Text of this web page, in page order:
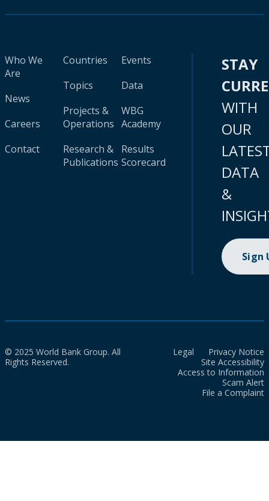
Who We
Are
News
Careers
Contact
Countries
Topics
Projects &
Operations
Research &
Publications
Events
Data
WBG
Academy
Results
Scorecard
STAY
WITH
OUR
DATA
&
Sign
© 2025 World Bank Group. All
Rights Reserved.
Legal
Privacy Notice
Site Accessibility
Access to Information
Scam Alert
File a Complaint